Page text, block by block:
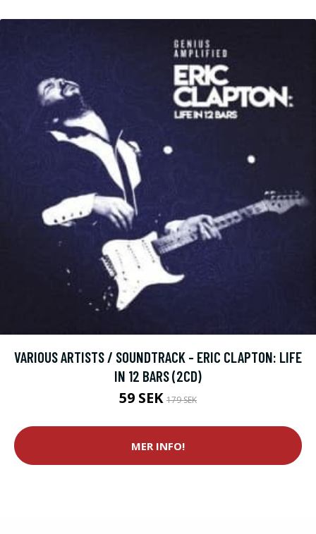
VARIOUS ARTISTS / SOUNDTRACK - ERIC CLAPTON: LIFE
IN 12 BARS (2CD)
59 SEK 179 SEK
MER INFO!